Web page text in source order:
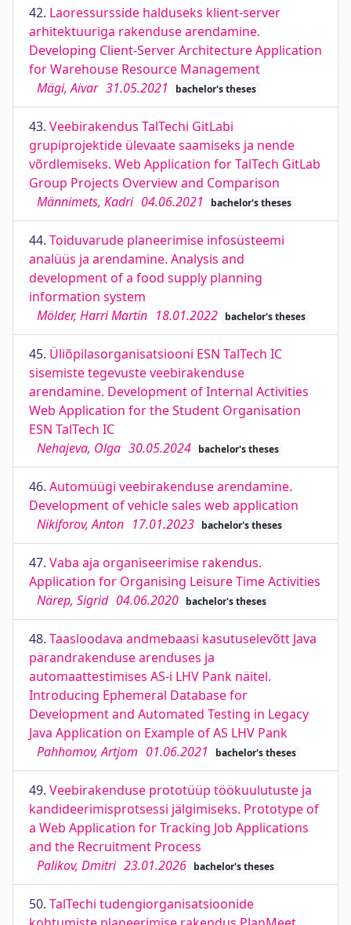
42. Laoressursside halduseks klient-server
arhitektuuriga rakenduse arendamine.
Developing Client-Server Architecture Application
for Warehouse Resource Management
Mägi, Aivar 31.05.2021 bachelor's theses
43. Veebirakendus TalTechi GitLabi
grupiprojektide ülevaate saamiseks ja nende
võrdlemiseks. Web Application for TalTech GitLab
Group Projects Overview and Comparison
Männimets, Kadri 04.06.2021 bachelor's theses
44. Toiduvarude planeerimise infosüsteemi
analüüs ja arendamine. Analysis and
development of a food supply planning
information system
Mölder, Harri Martin 18.01.2022 bachelor's theses
45. Üliõpilasorganisatsiooni ESN TalTech IC
sisemiste tegevuste veebirakenduse
arendamine. Development of Internal Activities
Web Application for the Student Organisation
ESN TalTech IC
Nehajeva, Olga 30.05.2024 bachelor's theses
46. Automüügi veebirakenduse arendamine.
Development of vehicle sales web application
Nikiforov, Anton 17.01.2023 bachelor's theses
47. Vaba aja organiseerimise rakendus.
Application for Organising Leisure Time Activities
Närep, Sigrid 04.06.2020 bachelor's theses
48. Taasloodava andmebaasi kasutuselevõtt Java
pärandrakenduse arenduses ja
automaattestimises AS-i LHV Pank näitel.
Introducing Ephemeral Database for
Development and Automated Testing in Legacy
Java Application on Example of AS LHV Pank
Pahhomov, Artjom 01.06.2021 bachelor's theses
49. Veebirakenduse prototüüp töökuulutuste ja
kandideerimisprotsessi jälgimiseks. Prototype of
a Web Application for Tracking Job Applications
and the Recruitment Process
Palikov, Dmitri 23.01.2026 bachelor's theses
50. TalTechi tudengiorganisatsioonide